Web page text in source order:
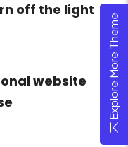
off the light
website
Explore More Theme